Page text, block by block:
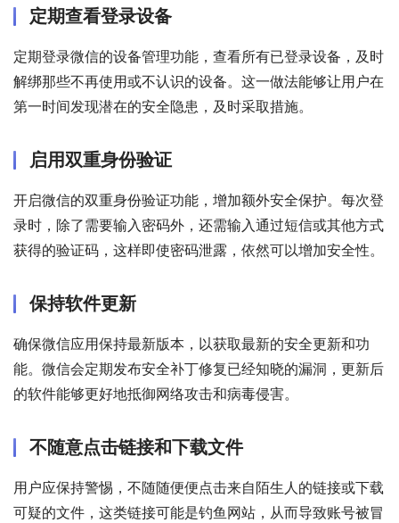
定期查看登录设备
定期登录微信的设备管理功能，查看所有已登录设备，及时
解绑那些不再使用或不认识的设备。这一做法能够让用户在
第一时间发现潜在的安全隐患，及时采取措施。
启用双重身份验证
开启微信的双重身份验证功能，增加额外安全保护。每次登
录时，除了需要输入密码外，还需输入通过短信或其他方式
获得的验证码，这样即使密码泄露，依然可以增加安全性。
保持软件更新
确保微信应用保持最新版本，以获取最新的安全更新和功
能。微信会定期发布安全补丁修复已经知晓的漏洞，更新后
的软件能够更好地抵御网络攻击和病毒侵害。
不随意点击链接和下载文件
用户应保持警惕，不随随便便点击来自陌生人的链接或下载
可疑的文件，这类链接可能是钓鱼网站，从而导致账号被冒